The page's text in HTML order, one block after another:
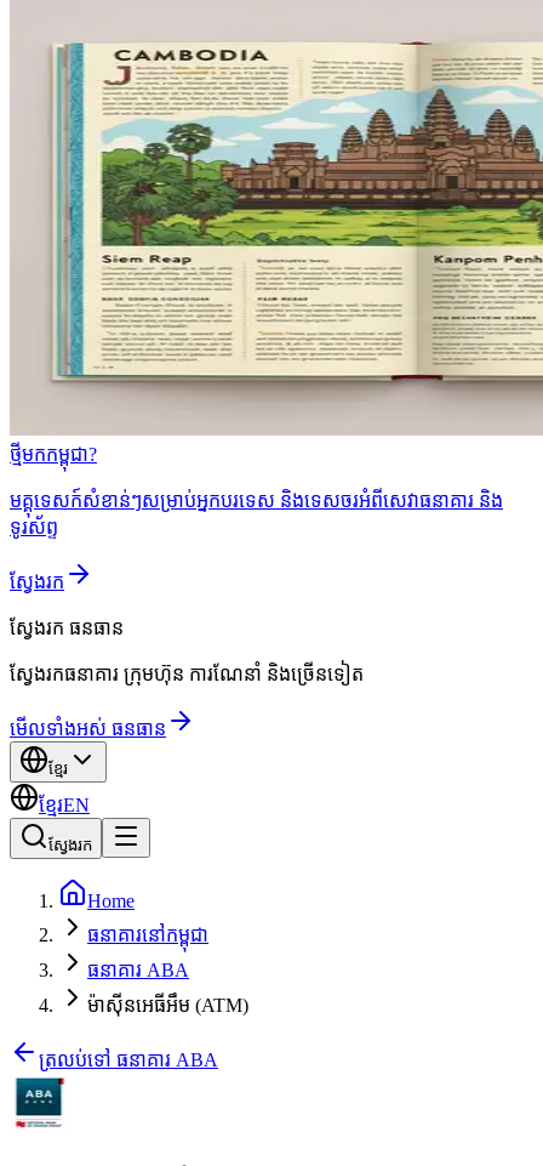
ថ្មីមកកម្ពុជា?
មគ្គុទេសក៍សំខាន់ៗសម្រាប់អ្នកបរទេស និងទេសចរអំពីសេវាធនាគារ និង
ទូរស័ព្ទ
ស្វែងរក
ស្វែងរក ធនធាន
ស្វែងរកធនាគារ ក្រុមហ៊ុន ការណែនាំ និងច្រើនទៀត
មើលទាំងអស់ ធនធាន
ខ្មែរ
ខ្មែរEN
ស្វែងរក
Home
ធនាគារនៅកម្ពុជា
ធនាគារ ABA
ម៉ាស៊ីនអេធីអឹម (ATM)
ត្រលប់ទៅ ធនាគារ ABA